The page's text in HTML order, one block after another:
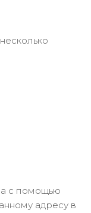
с помощью
адресу в